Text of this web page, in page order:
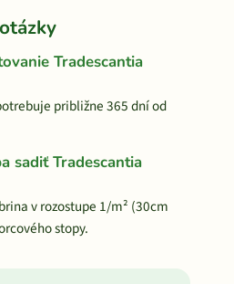
Tradescantia
približne 365 dní od
sadiť Tradescantia
v rozostupe 1/m² (30cm
stopy.